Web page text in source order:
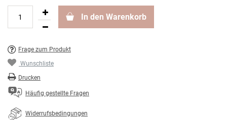
In den Warenkorb
Frage zum Produkt
Wunschliste
Drucken
Häufig gestellte Fragen
Widerrufsbedingungen